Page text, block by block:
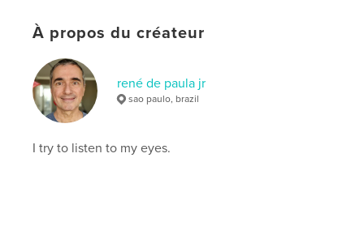
travel , italy , lombardy
europe
À propos du créateur
rené de paula jr
sao paulo, brazil
I try to listen to my eyes.